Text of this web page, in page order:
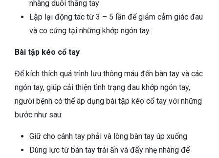
nhàng duỗi thẳng tay
Lặp lại động tác từ 3 – 5 lần để giảm cảm giác đau
và co cứng tại những khớp ngón tay.
Bài tập kéo cổ tay
Để kích thích quá trình lưu thông máu đến bàn tay và các
ngón tay, giúp cải thiện tình trạng đau khớp ngón tay,
người bệnh có thể áp dụng bài tập kéo cổ tay với những
bước như sau:
Giữ cho cánh tay phải và lòng bàn tay úp xuống
Dùng lực từ bàn tay trái ấn và đẩy nhẹ nhàng để